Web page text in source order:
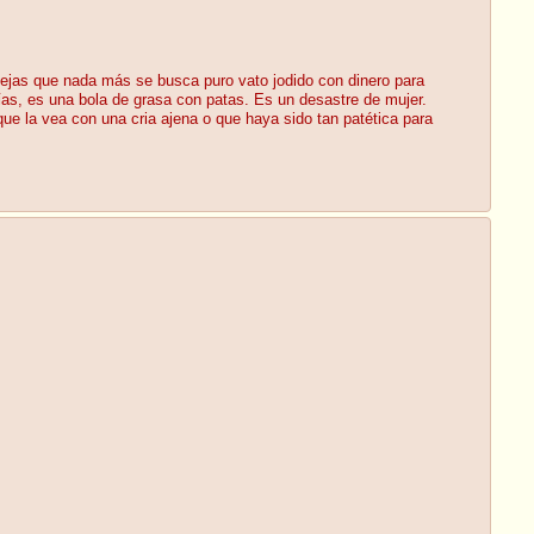
que nada más se busca puro vato jodido con dinero para
es una bola de grasa con patas. Es un desastre de mujer.
la vea con una cria ajena o que haya sido tan patética para